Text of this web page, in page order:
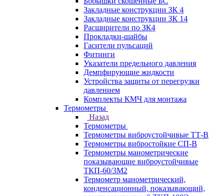
Закладные конструкции ЗК 4
Закладные конструкции ЗК 14
Расширители по ЗК4
Прокладки-шайбы
Гасители пульсаций
Фитинги
Указатели предельного давления
Демпфирующие жидкости
Устройства защиты от перегрузки
давлением
Комплекты КМЧ для монтажа
Термометры
Назад
Термометры
Термометры виброустойчивые ТТ-В
Термометры вибростойкие СП-В
Термометры манометрические
показывающие виброустойчивые
ТКП-60/3М2
Термометр манометрический,
конденсационный, показывающий,